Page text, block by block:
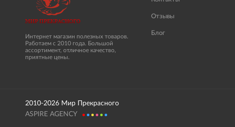
Интернет магазин полезных товаров.
Работаем с 2010 года. Большой
ассортимент, отличное качество,
приятные цены.
Отзывы
Блог
2010-2026 Мир Прекрасного
ASPIRE AGENCY